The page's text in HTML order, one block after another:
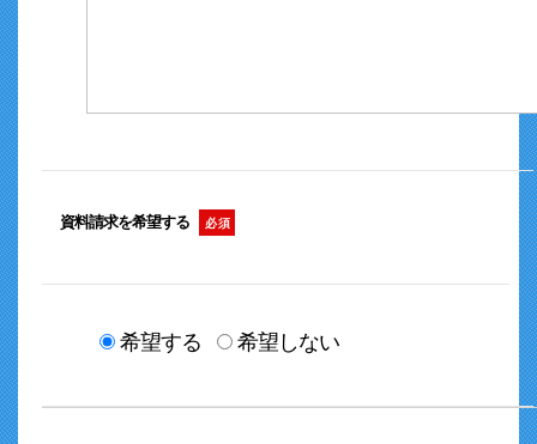
資料請求を希望する 必 須
希望する 希望しない